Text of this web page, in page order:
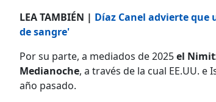
LEA TAMBIÉN | Díaz Canel advierte
de sangre'
Por su parte, a mediados de 2025el
Medianoche, a través de la cual EE.UU.
año pasado.